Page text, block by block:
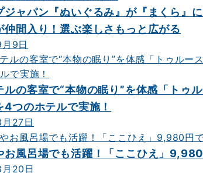
ジャパン『ぬいぐるみ』が『まくら』
仲間入り！選ぶ楽しさもっと広がる
9日
ルの客室で“本物の眠り”を体感「トゥ
4つのホテルで実施！
27日
お風呂場でも活躍！「ここひえ」
20日